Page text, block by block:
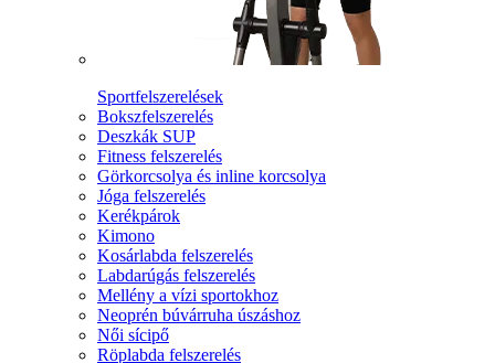
Sportfelszerelések
Bokszfelszerelés
Deszkák SUP
Fitness felszerelés
Görkorcsolya és inline korcsolya
Jóga felszerelés
Kerékpárok
Kimono
Kosárlabda felszerelés
Labdarúgás felszerelés
Mellény a vízi sportokhoz
Neoprén búvárruha úszáshoz
Női sícipő
Röplabda felszerelés